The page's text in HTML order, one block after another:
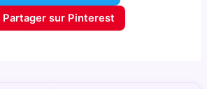
Partager sur Pinterest